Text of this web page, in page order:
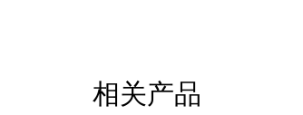
相关产品